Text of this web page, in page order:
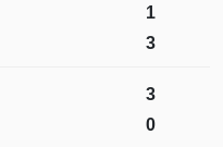
1
3
3
0